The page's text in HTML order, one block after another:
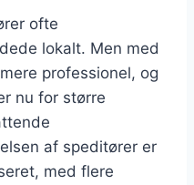
ofte
lokalt. Men med
professionel, og
nu for større
af speditører er
med flere